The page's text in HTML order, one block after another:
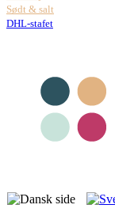
Sødt & salt
DHL-stafet